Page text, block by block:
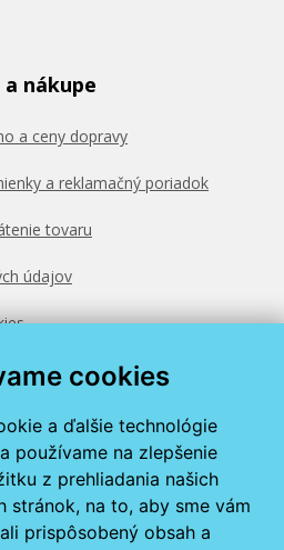
cookies
a ďalšie technológie
používame na zlepšenie
z prehliadania našich
stránok, na to, aby sme vám
prispôsobený obsah a
nákupe
a ceny dopravy
a reklamačný poriadok
tovaru
údajov
313